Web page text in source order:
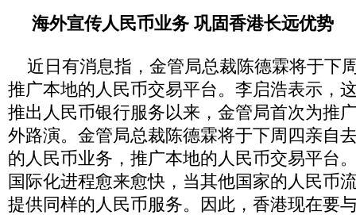
海外宣传人民币业务 巩固香港长远优势
近日有消息指，金管局总裁陈德霖将于下
推广本地的人民币交易平台。李启浩表示，
推出人民币银行服务以来，金管局首次为推
外路演。金管局总裁陈德霖将于下周四亲自
的人民币业务，推广本地的人民币交易平台
国际化进程愈来愈快，当其他国家的人民币
提供同样的人民币服务。因此，香港现在要